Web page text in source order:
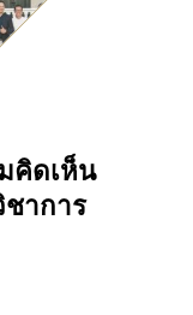
คิดเห็น
ชาการ